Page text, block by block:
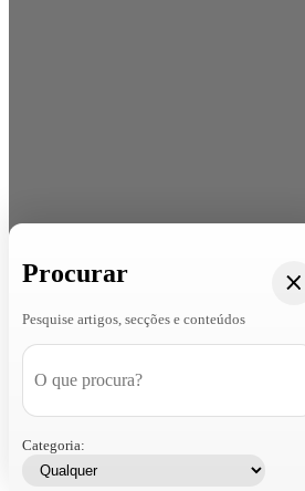
Procurar
Pesquise artigos, secções e conteúdos
Categoria: